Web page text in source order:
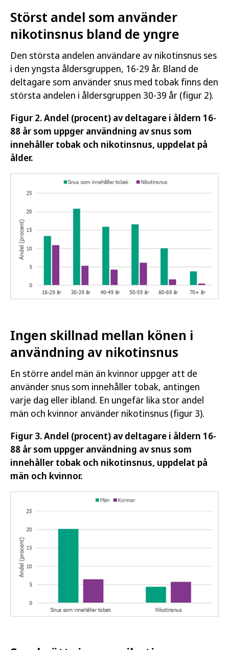
Störst andel som använder
nikotinsnus bland de yngre
Den största andelen användare av nikotinsnus ses
i den yngsta åldersgruppen, 16-29 år. Bland de
deltagare som använder snus med tobak finns den
största andelen i åldersgruppen 30-39 år (figur 2).
Figur 2. Andel (procent) av deltagare i åldern 16-
88 år som uppger användning av snus som
innehåller tobak och nikotinsnus, uppdelat på
ålder.
Ingen skillnad mellan könen i
användning av nikotinsnus
En större andel män än kvinnor uppger att de
använder snus som innehåller tobak, antingen
varje dag eller ibland. En ungefär lika stor andel
män och kvinnor använder nikotinsnus (figur 3).
Figur 3. Andel (procent) av deltagare i åldern 16-
88 år som uppger användning av snus som
innehåller tobak och nikotinsnus, uppdelat på
män och kvinnor.